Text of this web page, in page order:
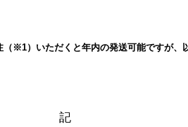
※1）いただくと年内の発送可能ですが、
記